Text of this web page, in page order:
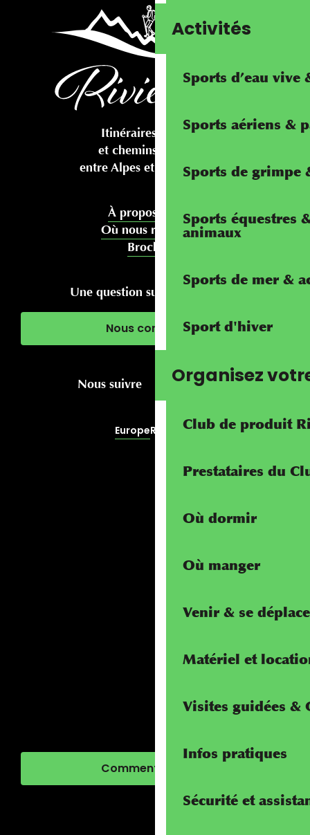
Activités
Sports d’eau vive
Sports aériens &
Sports de grimpe
Sports équestres
animaux
Sports de mer &
Sport d'hiver
Organisez
Club de produit
Prestataires du
Où dormir
Où manger
Venir & se
Matériel et
Visites guidées &
Infos pratiques
Sécurité et
Itinéraires cyclables
et chemins pédestres
entre Alpes et Méditerranée
À propos de nous
Où nous rencontrer
Brochures
Une question sur votre séjour ?
Nous contacter
Nous suivre
EuropeRivierALP
Comment venir ?